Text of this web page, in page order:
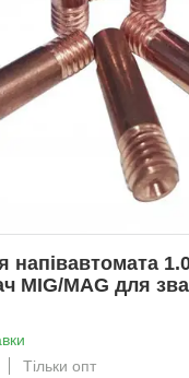
напівавтомата
MIG/MAG для
Тільки опт